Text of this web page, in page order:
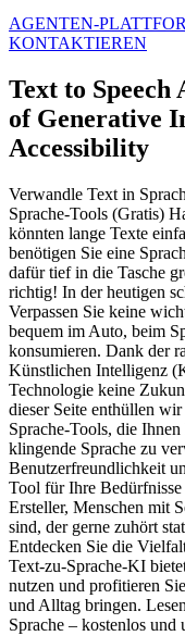
AGENTEN-
KONTAKTIEREN
Text to Speech
of Generative
Accessibility
Verwandle Text in
Sprache-Tools (Gratis)
könnten lange Texte
benötigen Sie eine
dafür tief in die Tasche
richtig! In der heutigen
Verpassen Sie keine
bequem im Auto, beim
konsumieren. Dank der
Künstlichen Intelligenz
Technologie keine
dieser Seite enthüllen
Sprache-Tools, die
klingende Sprache zu
Benutzerfreundlichkeit
Tool für Ihre
Ersteller, Menschen mit
sind, der gerne zuhört
Entdecken Sie die
Text-zu-Sprache-KI
nutzen und profitieren
und Alltag bringen.
Sprache – kostenlos